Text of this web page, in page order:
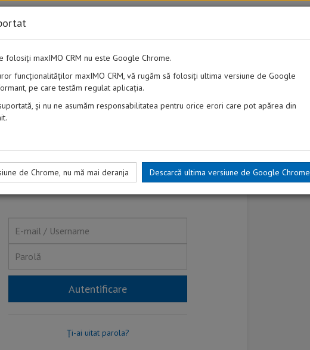
Autentificare
Ți-ai uitat parola?
maxIMO CRM nu este Google Chrome.
funcționalităților maxIMO CRM, vă rugăm să folosiți ultima versiune de Google
pe care testăm regulat aplicația.
și nu ne asumăm responsabilitatea pentru orice erori care pot apărea din
de Chrome, nu mă mai deranja Descarcă ultima versiune de Google Chrome